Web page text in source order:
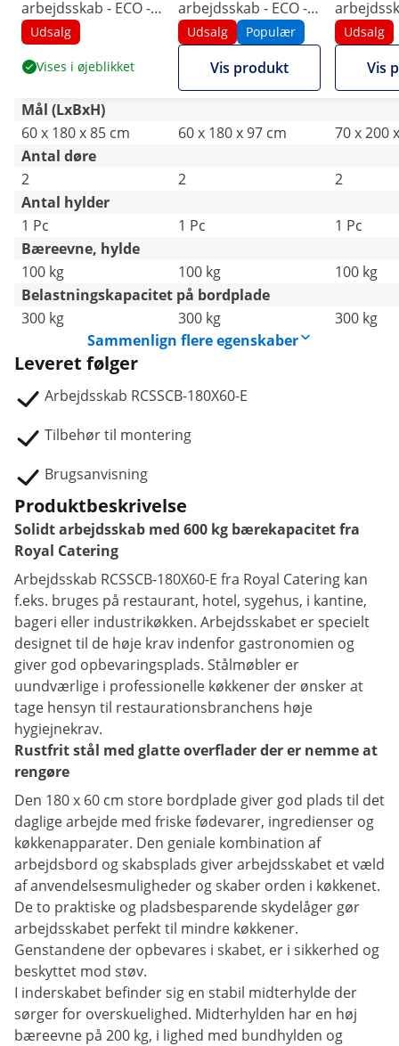
arbejdsskab - ECO -
180 x 60 cm - 600 kg -
Udsalg
Vises i øjeblikket
arbejdsskab - ECO -
180 x 60 cm - 600 kg -
med bagkant - Royal
Catering
Udsalg Populær
Vis produkt
200 x
Royal
Udsalg
Vis
Mål (LxBxH)
60 x 180 x 85 cm
60 x 180 x 97 cm
70 x 200
Antal døre
2
2
2
Antal hylder
1 Pc
1 Pc
1 Pc
Bæreevne, hylde
100 kg
100 kg
100 kg
Belastningskapacitet på bordplade
300 kg
300 kg
300 kg
Sammenlign flere egenskaber
Leveret følger
Arbejdsskab RCSSCB-180X60-E
Tilbehør til montering
Brugsanvisning
Produktbeskrivelse
Solidt arbejdsskab med 600 kg bærekapacitet fra
Royal Catering
Arbejdsskab RCSSCB-180X60-E fra Royal Catering kan
f.eks. bruges på restaurant, hotel, sygehus, i kantine,
bageri eller industrikøkken. Arbejdsskabet er specielt
designet til de høje krav indenfor gastronomien og
giver god opbevaringsplads. Stålmøbler er
uundværlige i professionelle køkkener der ønsker at
tage hensyn til restaurationsbranchens høje
hygiejnekrav.
Rustfrit stål med glatte overflader der er nemme at
rengøre
Den 180 x 60 cm store bordplade giver god plads til det
daglige arbejde med friske fødevarer, ingredienser og
køkkenapparater. Den geniale kombination af
arbejdsbord og skabsplads giver arbejdsskabet et væld
af anvendelsesmuligheder og skaber orden i køkkenet.
De to praktiske og pladsbesparende skydelåger gør
arbejdsskabet perfekt til mindre køkkener.
Genstandene der opbevares i skabet, er i sikkerhed og
beskyttet mod støv.
I inderskabet befinder sig en stabil midterhylde der
sørger for overskuelighed. Midterhylden har en høj
bæreevne på 200 kg, i lighed med bundhylden og